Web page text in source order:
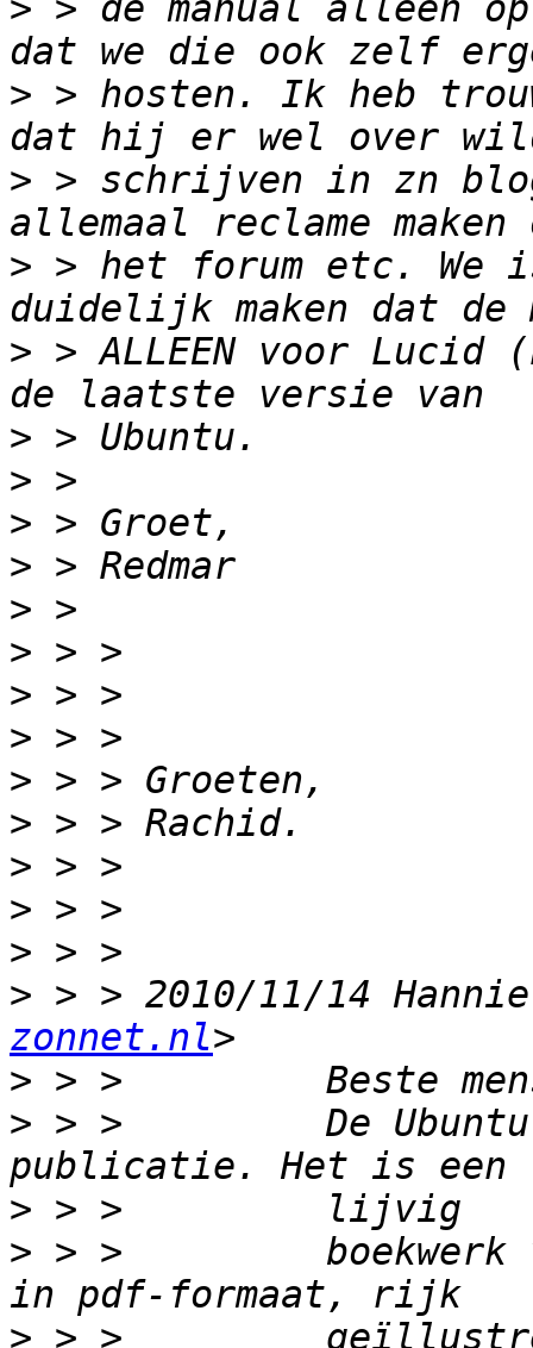
> > de manual alleen
> > hosten. Ik heb
> > schrijven in zn
> > het forum etc. We
> > ALLEEN voor
>
>
>
>
>
>
>
>
>
>
>
>
>
> > > 2010/11/14
zonnet.nl
>
> > >         De
>
> > >         boekwerk
>